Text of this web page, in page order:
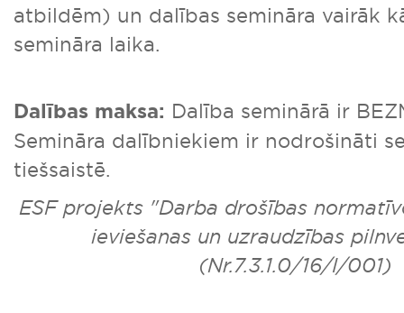
atbildēm) un dalības semināra vairāk
semināra laika.
Dalības maksa: Dalība seminārā ir
Semināra dalībniekiem ir nodrošināti
tiešsaistē.
ESF projekts "Darba drošības
ieviešanas un uzraudzības
(Nr.7.3.1.0/16/I/001)